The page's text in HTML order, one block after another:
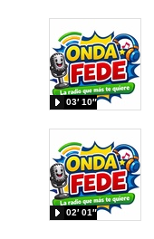
03′ 10″
02′ 01″